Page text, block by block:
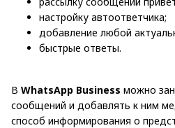
настройку автоответчика;
добавление любой
быстрые ответы.
В WhatsApp Business можно
сообщений и добавлять к ним
способ информирования о